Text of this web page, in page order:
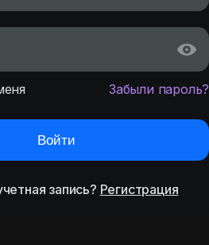
Забыли пароль?
Войти
запись? Регистрация